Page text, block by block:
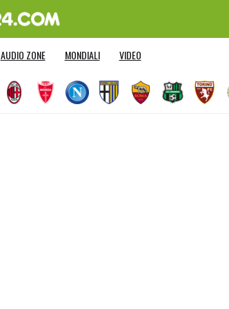
AUDIO ZONE MONDIALI VIDEO